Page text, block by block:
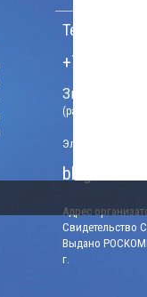
Телефон:
+7 (906)
Звонки
(рабочие дни,
Электронный
blago-
Адрес
Свидетельство
Выдано
г.